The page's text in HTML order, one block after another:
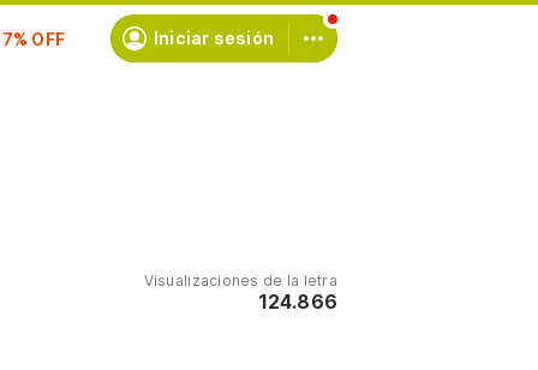
Iniciar sesión
Visualizaciones de la letra
124.866